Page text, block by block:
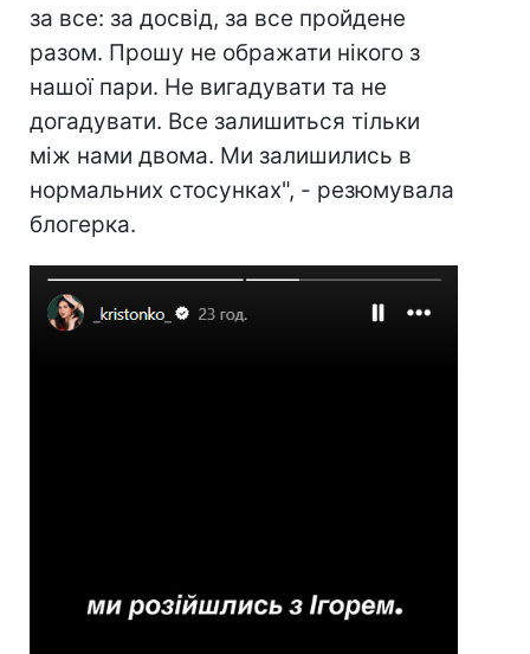
за все: за досвід, за все пройдене
разом. Прошу не ображати нікого з
нашої пари. Не вигадувати та не
догадувати. Все залишиться тільки
між нами двома. Ми залишились в
нормальних стосунках", - резюмувала
блогерка.